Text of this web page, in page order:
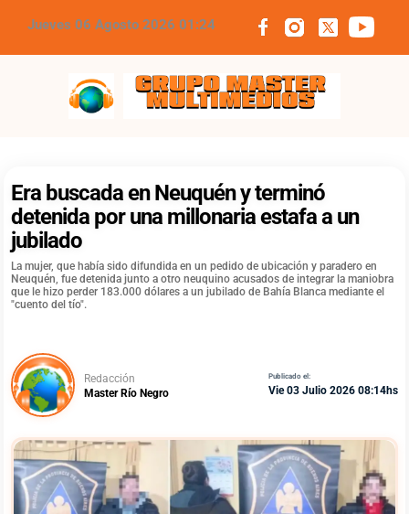
Jueves 06 Agosto 2026 01:24
Grupo Master Multimedios
Era buscada en Neuquén y terminó
detenida por una millonaria estafa a un
jubilado
La mujer, que había sido difundida en un pedido de ubicación y paradero en
Neuquén, fue detenida junto a otro neuquino acusados de integrar la maniobra
que le hizo perder 183.000 dólares a un jubilado de Bahía Blanca mediante el
"cuento del tío".
Redacción
Master Río Negro
Publicado el:
Vie 03 Julio 2026 08:14hs